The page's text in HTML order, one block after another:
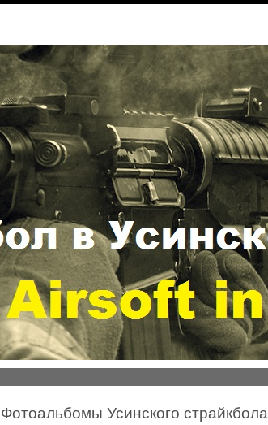
Фотоальбомы Усинского страйкбола